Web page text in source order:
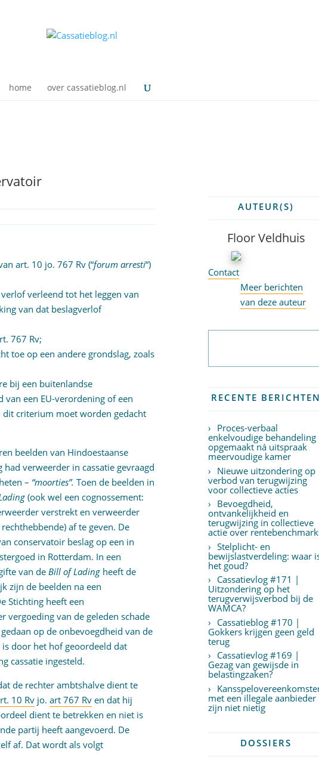
home over cassatieblog.nl
art. 10 jo. 767 Rv (“forum arresti“)
verleend tot het leggen van
van dat beslagverlof
767 Rv;
toe op een andere grondslag, zoals
bij een buitenlandse
een EU-verordening of een
criterium moet worden gedacht
beelden van Hindoestaanse
verweerder in cassatie gevraagd
– “moorties”.Toen de beelden in
(ook wel een cognossement:
verstrekt en verweerder
af te geven. De
conservatoir beslag op een in
in Rotterdam. In een
van deBill of Lading heeft de
zijn de beelden na een
Stichting heeft een
vergoeding van de geleden schade
op de onbevoegdheid van de
door het hof geoordeeld dat
cassatie ingesteld.
de rechter ambtshalve dient te
10 Rv jo.art 767 Rv en dat hij
dient te betrekken en niet is
partij heeft aangevoerd. De
af. Dat wordt als volgt
AUTEUR(S)
Floor Veldhuis
Contact
Meer berichten
van deze auteur
RECENTE BERICHTEN
Proces-verbaal
enkelvoudige behandeling
opgemaakt ná uitspraak
meervoudige kamer
Nieuwe uitzondering op
verbod van terugwijzing
voor collectieve acties
Bevoegdheid,
ontvankelijkheid en
terugwijzing in collectieve
actie over
Stelplicht- en
bewijslastverdeling: waar
het goud?
Cassatievlog #171 |
Uitzondering op het
terugverwijsverbod bij de
WAMCA?
Cassatieblog #170 |
Gokkers krijgen geen geld
terug
Cassatievlog #169 |
Gezag van gewijsde in
belastingzaken?
met een illegale aanbieder
zijn niet nietig
DOSSIERS